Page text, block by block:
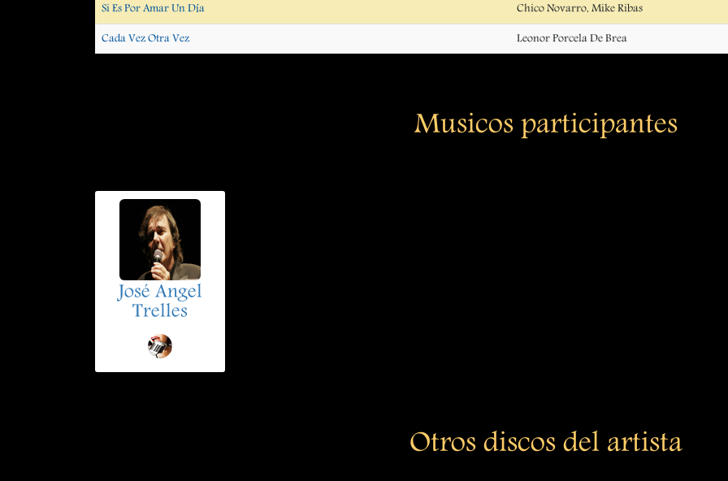
Si Es Por Amar Un Día Chico Novarro, Mike Ribas
Cada Vez Otra Vez Leonor Porcela De Brea
Musicos participantes
José Angel
Trelles
Otros discos del artista